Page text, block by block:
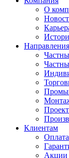
О
Клиентам
Акции